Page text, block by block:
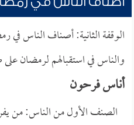
الوقفة الثانية: أصناف الناس في
والناس في استقبالهم لرمضان
أناس فرحون
الصنف الأول من الناس: من